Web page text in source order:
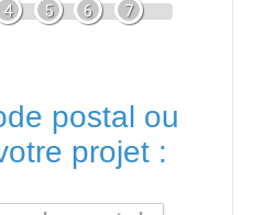
4 5 6 7
postal ou
projet :